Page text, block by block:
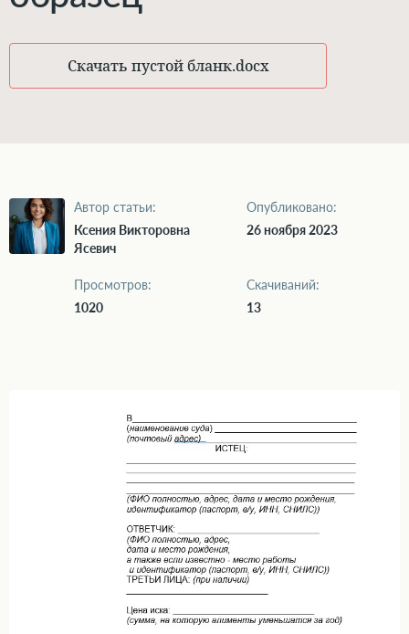
Скачать пустой бланк.docx
Автор статьи:
Ксения Викторовна
Ясевич
Опубликовано:
26 ноября 2023
Просмотров:
1020
Скачиваний:
13